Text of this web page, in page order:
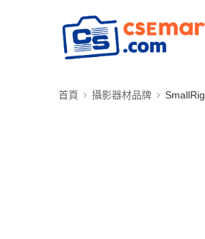
首頁 攝影器材品牌 SmallRig